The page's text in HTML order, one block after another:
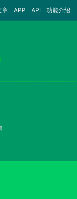
章 APP API 功能介绍